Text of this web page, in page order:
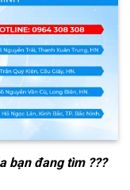
bạn đang tìm ???